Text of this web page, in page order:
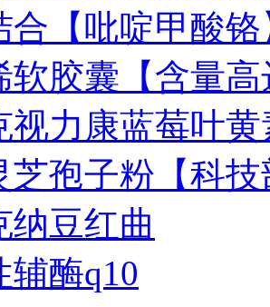
合【吡啶甲酸
软胶囊【含量
视力康蓝莓叶
芝孢子粉【科
纳豆红曲
辅酶q10